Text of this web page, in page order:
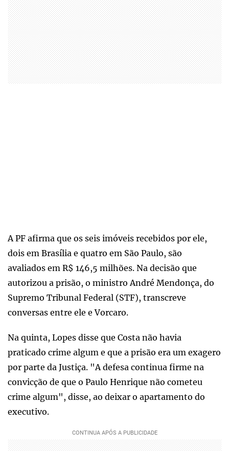
A PF afirma que os seis imóveis recebidos por ele,
dois em Brasília e quatro em São Paulo, são
avaliados em R$ 146,5 milhões. Na decisão que
autorizou a prisão, o ministro André Mendonça, do
Supremo Tribunal Federal (STF), transcreve
conversas entre ele e Vorcaro.
Na quinta, Lopes disse que Costa não havia
praticado crime algum e que a prisão era um exagero
por parte da Justiça. "A defesa continua firme na
convicção de que o Paulo Henrique não cometeu
crime algum", disse, ao deixar o apartamento do
executivo.